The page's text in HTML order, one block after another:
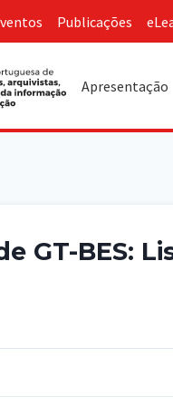
Publicações
Apresentação
GT-BES: